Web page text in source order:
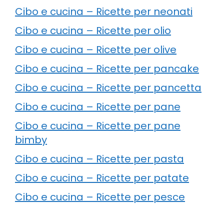
Cibo e cucina – Ricette per neonati
Cibo e cucina – Ricette per olio
Cibo e cucina – Ricette per olive
Cibo e cucina – Ricette per pancake
Cibo e cucina – Ricette per pancetta
Cibo e cucina – Ricette per pane
Cibo e cucina – Ricette per pane
bimby
Cibo e cucina – Ricette per pasta
Cibo e cucina – Ricette per patate
Cibo e cucina – Ricette per pesce